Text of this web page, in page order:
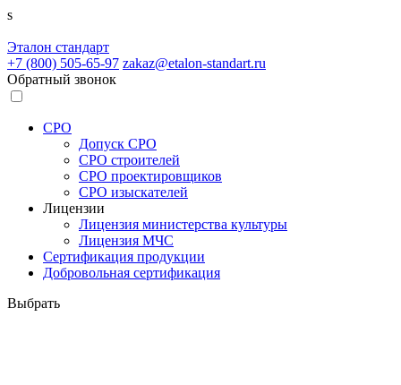
s
Эталон стандарт
+7 (800) 505-65-97 zakaz@etalon-standart.ru
Обратный звонок
СРО
Допуск СРО
СРО строителей
СРО проектировщиков
СРО изыскателей
Лицензии
Лицензия министерства культуры
Лицензия МЧС
Сертификация продукции
Добровольная сертификация
Выбрать